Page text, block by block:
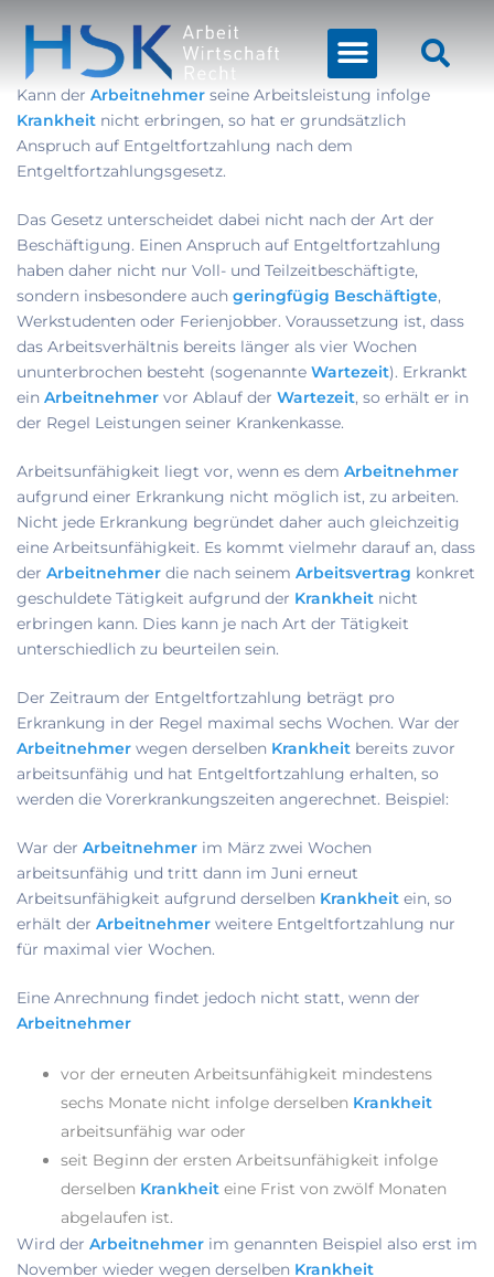
Kann der Arbeitnehmer seine Arbeitsleistung infolge
Krankheit nicht erbringen, so hat er grundsätzlich
Anspruch auf Entgeltfortzahlung nach dem
Entgeltfortzahlungsgesetz.
Das Gesetz unterscheidet dabei nicht nach der Art der
Beschäftigung. Einen Anspruch auf Entgeltfortzahlung
haben daher nicht nur Voll- und Teilzeitbeschäftigte,
sondern insbesondere auch geringfügig Beschäftigte,
Werkstudenten oder Ferienjobber. Voraussetzung ist, dass
das Arbeitsverhältnis bereits länger als vier Wochen
ununterbrochen besteht (sogenannte Wartezeit). Erkrankt
ein Arbeitnehmer vor Ablauf der Wartezeit, so erhält er in
der Regel Leistungen seiner Krankenkasse.
Arbeitsunfähigkeit liegt vor, wenn es dem Arbeitnehmer
aufgrund einer Erkrankung nicht möglich ist, zu arbeiten.
Nicht jede Erkrankung begründet daher auch gleichzeitig
eine Arbeitsunfähigkeit. Es kommt vielmehr darauf an, dass
der Arbeitnehmer die nach seinem Arbeitsvertrag konkret
geschuldete Tätigkeit aufgrund der Krankheit nicht
erbringen kann. Dies kann je nach Art der Tätigkeit
unterschiedlich zu beurteilen sein.
Der Zeitraum der Entgeltfortzahlung beträgt pro
Erkrankung in der Regel maximal sechs Wochen. War der
Arbeitnehmer wegen derselben Krankheit bereits zuvor
arbeitsunfähig und hat Entgeltfortzahlung erhalten, so
werden die Vorerkrankungszeiten angerechnet. Beispiel:
War der Arbeitnehmer im März zwei Wochen
arbeitsunfähig und tritt dann im Juni erneut
Arbeitsunfähigkeit aufgrund derselben Krankheit ein, so
erhält der Arbeitnehmer weitere Entgeltfortzahlung nur
für maximal vier Wochen.
Eine Anrechnung findet jedoch nicht statt, wenn der
Arbeitnehmer
vor der erneuten Arbeitsunfähigkeit mindestens
sechs Monate nicht infolge derselben Krankheit
arbeitsunfähig war oder
seit Beginn der ersten Arbeitsunfähigkeit infolge
derselben Krankheit eine Frist von zwölf Monaten
abgelaufen ist.
Wird der Arbeitnehmer im genannten Beispiel also erst im
November wieder wegen derselben Krankheit